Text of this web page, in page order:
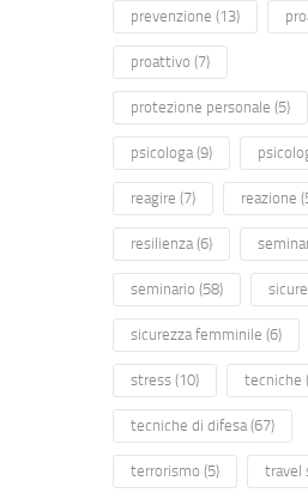
prevenzione (13)
proattivo (7)
protezione personale (5)
psicologa(9)
reagire (7) reazione
resilienza(6)
seminario (58)
sicurezza femminile (6)
stress(10) tecniche
tecniche di difesa(67)
terrorismo (5) travel